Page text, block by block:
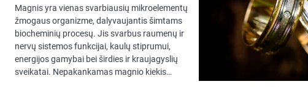
Magnis yra vienas svarbiausių mikroelementų
žmogaus organizme, dalyvaujantis šimtams
biocheminių procesų. Jis svarbus raumenų ir
nervų sistemos funkcijai, kaulų stiprumui,
energijos gamybai bei širdies ir kraujagyslių
sveikatai. Nepakankamas magnio kiekis…